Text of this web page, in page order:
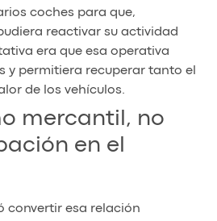
coches para que,
reactivar su actividad
era que esa operativa
y permitiera recuperar tanto el
de los vehículos.
mercantil, no
en el
convertir esa relación